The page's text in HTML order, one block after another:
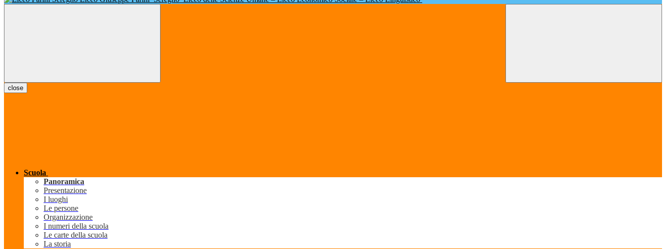
close
Scuola
Panoramica
Presentazione
I luoghi
Le persone
Organizzazione
I numeri della scuola
Le carte della scuola
La storia